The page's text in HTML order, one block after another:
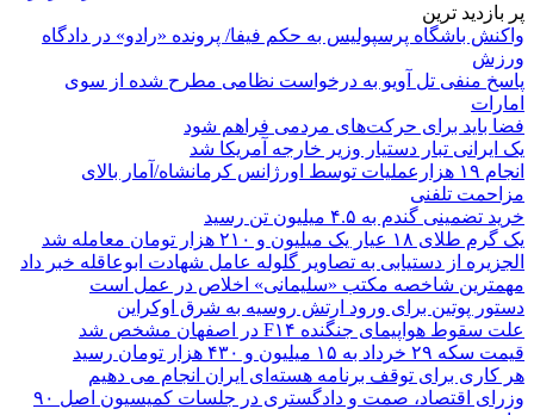
پر بازدید ترین
واکنش باشگاه پرسپولیس به حکم فیفا/ پرونده «رادو» در دادگاه
ورزش
پاسخ منفی تل آویو به درخواست نظامی مطرح شده از سوی
امارات
فضا باید برای حرکت‌های مردمی فراهم شود
یک ایرانی تبار دستیار وزیر خارجه آمریکا شد
انجام ۱۹ هزارعملیات توسط اورژانس کرمانشاه/آمار بالای
مزاحمت تلفنی
خرید تضمینی گندم به ۴.۵ میلیون تن رسید
یک گرم طلای ۱۸ عیار یک میلیون و ۲۱۰ هزار تومان معامله شد
الجزیره از دستیابی به تصاویر گلوله عامل شهادت ابوعاقله خبر داد
مهمترین شاخصه مکتب «سلیمانی» اخلاص در عمل است
دستور پوتین برای ورود ارتش روسیه به شرق اوکراین
علت سقوط هواپیمای جنگنده F۱۴ در اصفهان مشخص شد
قیمت سکه ۲۹ خرداد به ۱۵ میلیون و ۴۳۰ هزار تومان رسید
هر کاری برای توقف برنامه هسته‌ای ایران انجام می دهیم
وزرای اقتصاد، صمت و دادگستری در جلسات کمیسیون اصل ۹۰